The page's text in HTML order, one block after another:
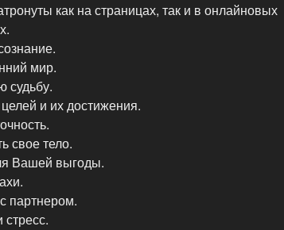
как на страницах, так и в онлайновых
мир.
судьбу.
и их достижения.
свое тело.
Вашей выгоды.
партнером.
стресс.